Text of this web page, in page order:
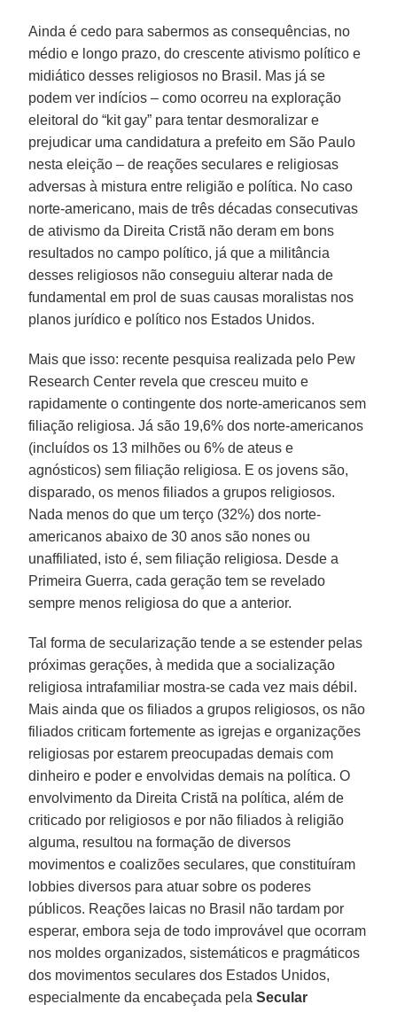
Ainda é cedo para sabermos as consequências, no
médio e longo prazo, do crescente ativismo político e
midiático desses religiosos no Brasil. Mas já se
podem ver indícios – como ocorreu na exploração
eleitoral do “kit gay” para tentar desmoralizar e
prejudicar uma candidatura a prefeito em São Paulo
nesta eleição – de reações seculares e religiosas
adversas à mistura entre religião e política. No caso
norte-americano, mais de três décadas consecutivas
de ativismo da Direita Cristã não deram em bons
resultados no campo político, já que a militância
desses religiosos não conseguiu alterar nada de
fundamental em prol de suas causas moralistas nos
planos jurídico e político nos Estados Unidos.
Mais que isso: recente pesquisa realizada pelo Pew
Research Center revela que cresceu muito e
rapidamente o contingente dos norte-americanos sem
filiação religiosa. Já são 19,6% dos norte-americanos
(incluídos os 13 milhões ou 6% de ateus e
agnósticos) sem filiação religiosa. E os jovens são,
disparado, os menos filiados a grupos religiosos.
Nada menos do que um terço (32%) dos norte-
americanos abaixo de 30 anos são nones ou
unaffiliated, isto é, sem filiação religiosa. Desde a
Primeira Guerra, cada geração tem se revelado
sempre menos religiosa do que a anterior.
Tal forma de secularização tende a se estender pelas
próximas gerações, à medida que a socialização
religiosa intrafamiliar mostra-se cada vez mais débil.
Mais ainda que os filiados a grupos religiosos, os não
filiados criticam fortemente as igrejas e organizações
religiosas por estarem preocupadas demais com
dinheiro e poder e envolvidas demais na política. O
envolvimento da Direita Cristã na política, além de
criticado por religiosos e por não filiados à religião
alguma, resultou na formação de diversos
movimentos e coalizões seculares, que constituíram
lobbies diversos para atuar sobre os poderes
públicos. Reações laicas no Brasil não tardam por
esperar, embora seja de todo improvável que ocorram
nos moldes organizados, sistemáticos e pragmáticos
dos movimentos seculares dos Estados Unidos,
especialmente da encabeçada pelaSecular